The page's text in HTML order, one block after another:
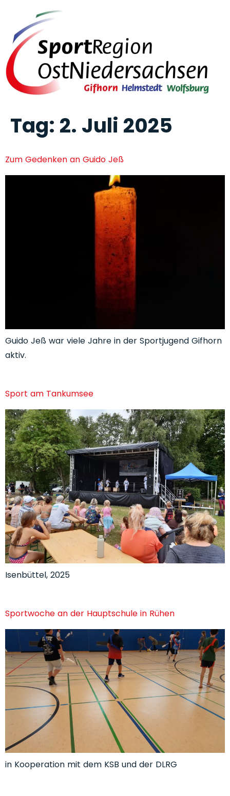
Tag: 2. Juli 2025
Zum Gedenken an Guido Jeß
Guido Jeß war viele Jahre in der Sportjugend Gifhorn
aktiv.
Sport am Tankumsee
Isenbüttel, 2025
Sportwoche an der Hauptschule in Rühen
in Kooperation mit dem KSB und der DLRG